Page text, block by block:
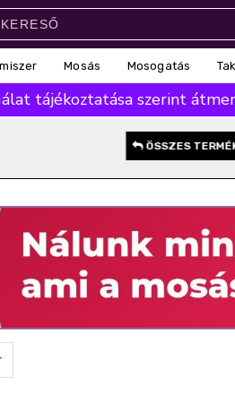
Mosás Mosogatás
tájékoztatása szerint
ÖSSZES